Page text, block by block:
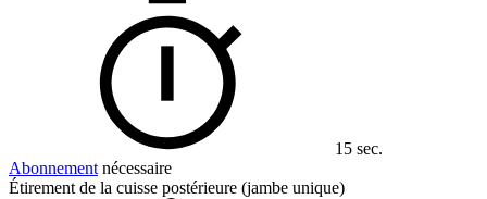
15 sec.
Abonnement nécessaire
Étirement de la cuisse postérieure (jambe unique)